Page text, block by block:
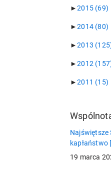
►2015 (69)
►2014 (80)
►2013
►2012
►2011 (15)
Najświętsze
kapłaństwo
19 marca